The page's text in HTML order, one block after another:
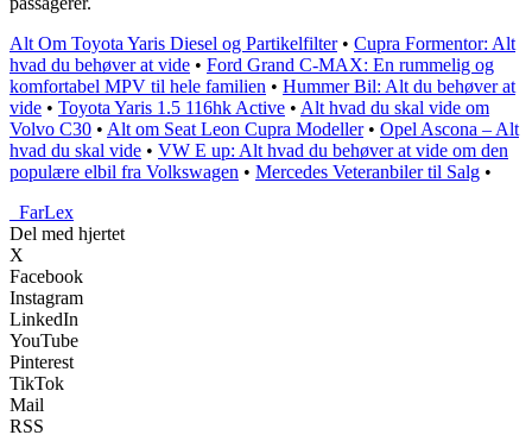
Alt Om Toyota Yaris Diesel og Partikelfilter• Cupra Formentor: Alt
hvad du behøver at vide • Ford Grand C-MAX: En rummelig og
komfortabel MPV til hele familien • Hummer Bil: Alt du behøver at
vide • Toyota Yaris 1.5 116hk Active • Alt hvad du skal vide om
Volvo C30 • Alt om Seat Leon Cupra Modeller• Opel Ascona – Alt
hvad du skal vide • VW E up: Alt hvad du behøver at vide om den
populære elbil fra Volkswagen • Mercedes Veteranbiler til Salg •
FarLex
Del med hjertet
X
Facebook
Instagram
LinkedIn
YouTube
Pinterest
TikTok
Mail
RSS